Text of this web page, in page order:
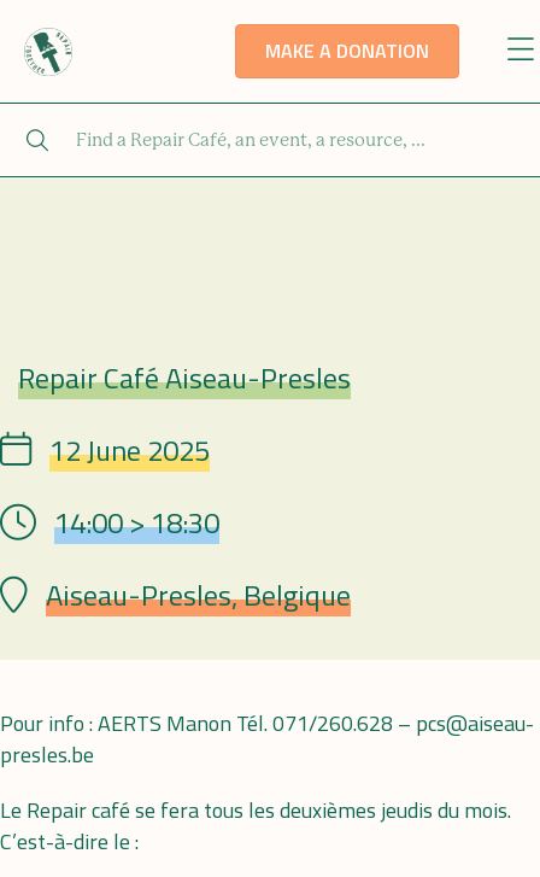
MAKE A DONATION
Repair Café
Repair Café Aiseau-Presles
Date 12 June 2025
Hour 14:00 > 18:30
Lieu Aiseau-Presles, Belgique
Pour info : AERTS Manon Tél. 071/260.628 – pcs@aiseau-
presles.be
Le Repair café se fera tous les deuxièmes jeudis du mois.
C’est-à-dire le :